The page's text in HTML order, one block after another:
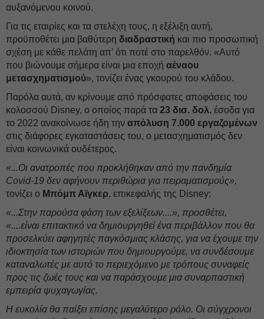
αυξανόμενου κοινού.
Για τις εταιρίες και τα στελέχη τους, η εξέλιξη αυτή,
προϋποθέτει μια βαθύτερη διαδραστική και πιο προσωπική
σχέση με κάθε πελάτη απ’ ότι ποτέ στο παρελθόν. «Αυτό
που βιώνουμε σήμερα είναι μια εποχή αέναου
μετασχηματισμού», τονίζει ένας γκουρού του κλάδου.
Παρόλα αυτά, αν κρίνουμε από πρόσφατες αποφάσεις του
κολοσσού Disney, ο οποίος παρά τα 23 δισ. δολ. έσοδα για
το 2022 ανακοίνωσε ήδη την απόλυση 7.000 εργαζομένων
στις διάφορες εγκαταστάσεις του, ο μετασχηματισμός δεν
είναι κοινωνικά ουδέτερος.
«...Οι ανατροπές που προκλήθηκαν από την πανδημία
Covid-19 δεν αφήνουν περιθώρια για πειραματισμούς»,
τονίζει ο Μπόμπ Αϊγκερ, επικεφαλής της Disney:
«...Στην παρούσα φάση των εξελίξεων....», προσθέτει,
«....είναι επιτακτικό να δημιουργηθεί ένα περιβάλλον που θα
προσελκύει αφηγητές παγκόσμιας κλάσης, για να έχουμε την
ιδιοκτησία των ιστοριών που δημιουργούμε, να συνδέσουμε
καταναλωτές με αυτό το περιεχόμενο με τρόπους συναφείς
προς τις ζωές τους και να παράσχουμε μια συναρπαστική
εμπειρία ψυχαγωγίας.
Η ευκολία θα παίξει επίσης μεγαλύτερο ρόλο. Οι σύγχρονοι